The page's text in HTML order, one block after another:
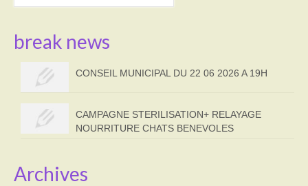
break news
CONSEIL MUNICIPAL DU 22 06 2026 A 19H
CAMPAGNE STERILISATION+ RELAYAGE
NOURRITURE CHATS BENEVOLES
Archives